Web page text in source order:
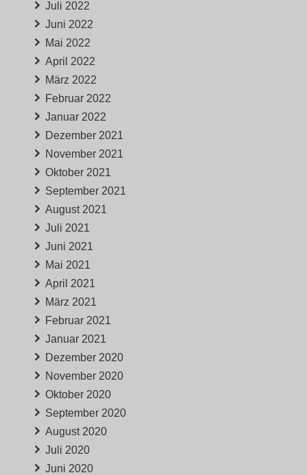
Juli 2022
Juni 2022
Mai 2022
April 2022
März 2022
Februar 2022
Januar 2022
Dezember 2021
November 2021
Oktober 2021
September 2021
August 2021
Juli 2021
Juni 2021
Mai 2021
April 2021
März 2021
Februar 2021
Januar 2021
Dezember 2020
November 2020
Oktober 2020
September 2020
August 2020
Juli 2020
Juni 2020